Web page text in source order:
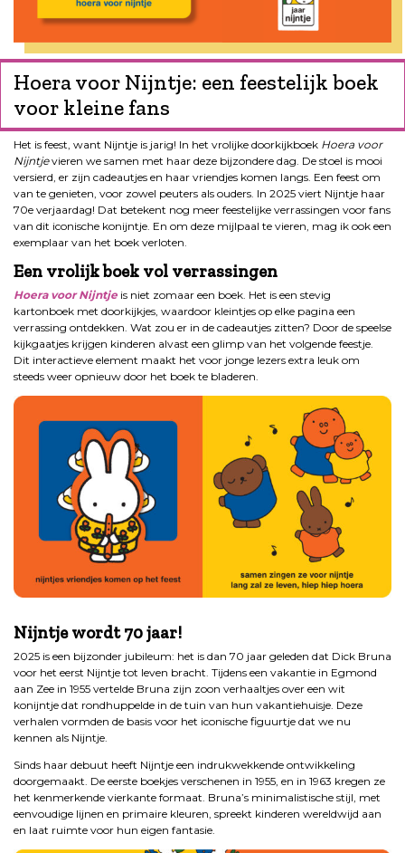
Hoera voor Nijntje: een feestelijk boek
voor kleine fans
Het is feest, want Nijntje is jarig! In het vrolijke doorkijkboek Hoera voor
Nijntjevieren we samen met haar deze bijzondere dag. De stoel is mooi
versierd, er zijn cadeautjes en haar vriendjes komen langs. Een feest om
van te genieten, voor zowel peuters als ouders. In 2025 viert Nijntje haar
70e verjaardag! Dat betekent nog meer feestelijke verrassingen voor fans
van dit iconische konijntje. En om deze mijlpaal te vieren, mag ik ook een
exemplaar van het boek verloten.
Een vrolijk boek vol verrassingen
Hoera voor Nijntje is niet zomaar een boek. Het is een stevig
kartonboek met doorkijkjes, waardoor kleintjes op elke pagina een
verrassing ontdekken. Wat zou er in de cadeautjes zitten? Door de speelse
kijkgaatjes krijgen kinderen alvast een glimp van het volgende feestje.
Dit interactieve element maakt het voor jonge lezers extra leuk om
steeds weer opnieuw door het boek te bladeren.
Nijntje wordt 70 jaar!
2025 is een bijzonder jubileum: het is dan 70 jaar geleden dat Dick Bruna
voor het eerst Nijntje tot leven bracht. Tijdens een vakantie in Egmond
aan Zee in 1955 vertelde Bruna zijn zoon verhaaltjes over een wit
konijntje dat rondhuppelde in de tuin van hun vakantiehuisje. Deze
verhalen vormden de basis voor het iconische figuurtje dat we nu
kennen als Nijntje.
Sinds haar debuut heeft Nijntje een indrukwekkende ontwikkeling
doorgemaakt. De eerste boekjes verschenen in 1955, en in 1963 kregen ze
het kenmerkende vierkante formaat. Bruna’s minimalistische stijl, met
eenvoudige lijnen en primaire kleuren, spreekt kinderen wereldwijd aan
en laat ruimte voor hun eigen fantasie.